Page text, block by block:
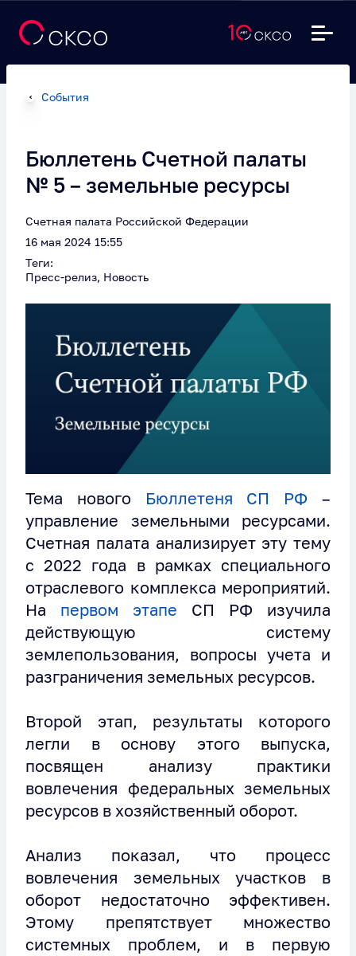
События
Бюллетень Счетной палаты
№ 5 – земельные ресурсы
Счетная палата Российской Федерации
16 мая 2024 15:55
Теги:
Пресс-релиз, Новость
Тема нового Бюллетеня СП РФ –
управление земельными ресурсами.
Счетная палата анализирует эту тему
с 2022 года в рамках специального
отраслевого комплекса мероприятий.
На первом этапе СП РФ изучила
действующую систему
землепользования, вопросы учета и
разграничения земельных ресурсов.
Второй этап, результаты которого
легли в основу этого выпуска,
посвящен анализу практики
вовлечения федеральных земельных
ресурсов в хозяйственный оборот.
Анализ показал, что процесс
вовлечения земельных участков в
оборот недостаточно эффективен.
Этому препятствует множество
системных проблем, и в первую